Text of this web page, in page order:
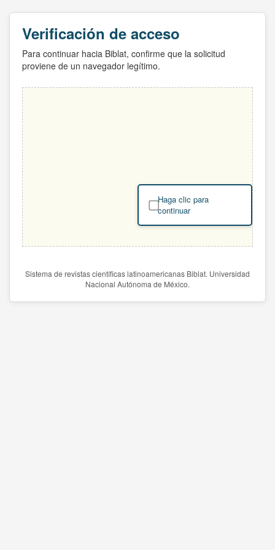
Verificación de acceso
Para continuar hacia Biblat, confirme que la solicitud
proviene de un navegador legítimo.
Haga clic para
continuar
Sistema de revistas científicas latinoamericanas Biblat. Universidad
Nacional Autónoma de México.